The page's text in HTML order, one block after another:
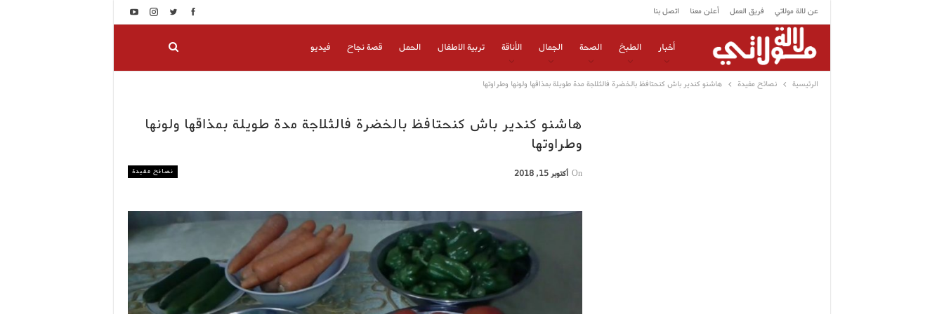
عن لالة مولاتي فريق العمل أعلن معنا اتصل بنا
أخبار الطبخ الصحة الجمال الأناقة تربية الاطفال الحمل قصة نجاح فيديو
الرئيسية نصائح مفيدة هاشنو كندير باش كنحتافظ بالخضرة فالثلاجة مدة طويلة بمذاقها ولونها وطراوتها
هاشنو كندير باش كنحتافظ بالخضرة فالثلاجة مدة طويلة بمذاقها ولونها
وطراوتها
نصائح مفيدة On أكتوبر 15, 2018